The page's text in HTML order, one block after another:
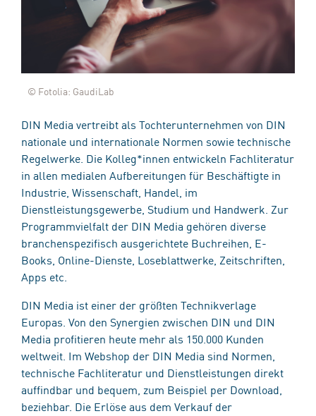
© Fotolia: GaudiLab
DIN Media vertreibt als Tochterunternehmen von DIN
nationale und internationale Normen sowie technische
Regelwerke. Die Kolleg*innen entwickeln Fachliteratur
in allen medialen Aufbereitungen für Beschäftigte in
Industrie, Wissenschaft, Handel, im
Dienstleistungsgewerbe, Studium und Handwerk. Zur
Programmvielfalt der DIN Media gehören diverse
branchenspezifisch ausgerichtete Buchreihen, E-
Books, Online-Dienste, Loseblattwerke, Zeitschriften,
Apps etc.
DIN Media ist einer der größten Technikverlage
Europas. Von den Synergien zwischen DIN und DIN
Media profitieren heute mehr als 150.000 Kunden
weltweit. Im Webshop der DIN Media sind Normen,
technische Fachliteratur und Dienstleistungen direkt
auffindbar und bequem, zum Beispiel per Download,
beziehbar. Die Erlöse aus dem Verkauf der